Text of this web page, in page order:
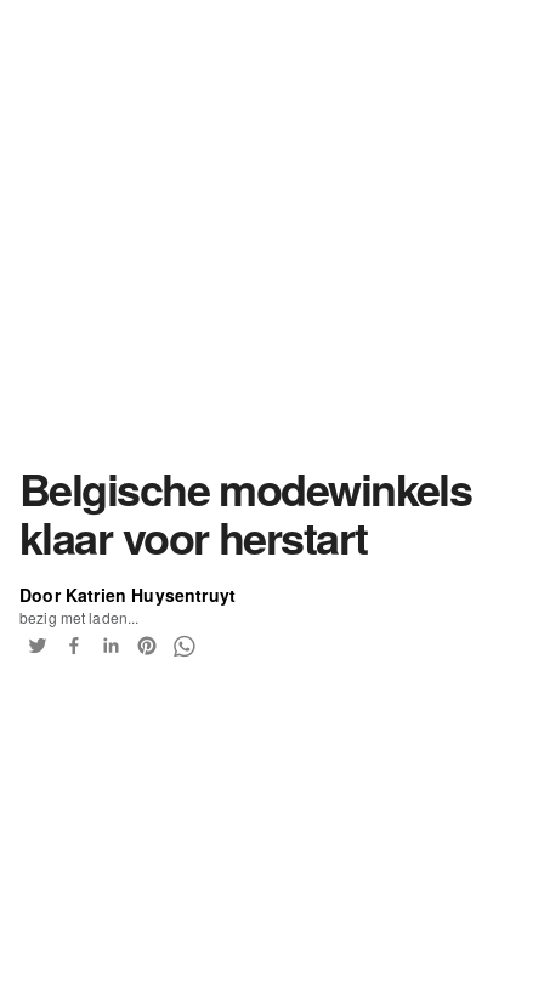
Belgische modewinkels
klaar voor herstart
Door Katrien Huysentruyt
bezig met laden...